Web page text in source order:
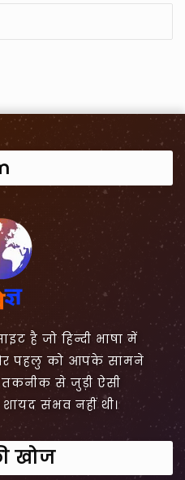
है जो हिन्दी भाषा में
और पहलु को आपके सामने
तकनीक से जुड़ी ऐसी
संभव नहीं थी।
खोज